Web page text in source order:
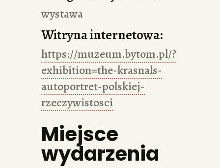
wystawa
Witryna internetowa:
https://muzeum.bytom.pl/?
exhibition=the-krasnals-
autoportret-polskiej-
rzeczywistosci
Miejsce
wydarzenia